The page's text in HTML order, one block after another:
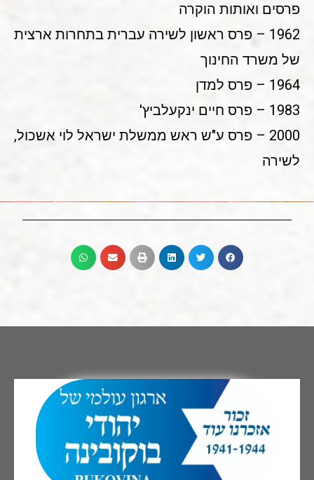
פרסים ואותות הוקרה
1962 – פרס ראשון לשירה עברית בתחרות ארצית
של משרד החינוך
1964 – פרס למדן
1983 – פרס חיים ינקעלביץ'
2000 – פרס ע"ש ראש ממשלת ישראל לוי אשכול,
לשירה